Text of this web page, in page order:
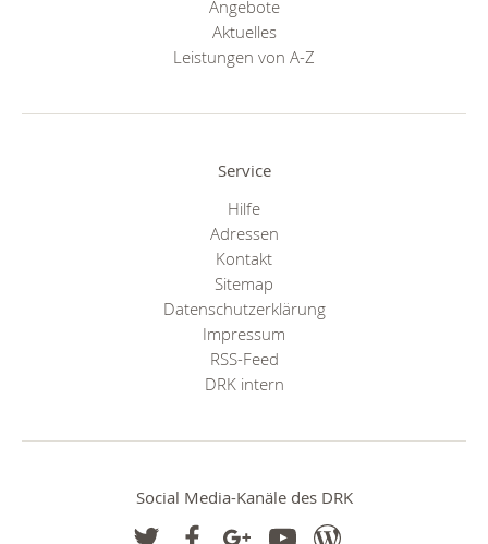
Angebote
Aktuelles
Leistungen von A-Z
Service
Hilfe
Adressen
Kontakt
Sitemap
Datenschutzerklärung
Impressum
RSS-Feed
DRK intern
Social Media-Kanäle des DRK